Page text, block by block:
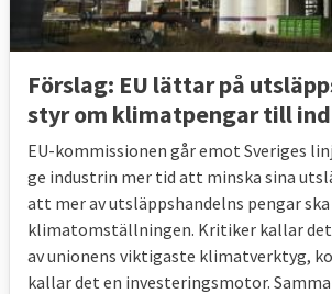
Förslag: EU lättar på
styr om klimatpengar till
EU-kommissionen går emot Sveriges
ge industrin mer tid att minska sina
att mer av utsläppshandelns pengar
klimatomställningen. Kritiker kallar
av unionens viktigaste klimatverktyg,
kallar det en investeringsmotor. Samma